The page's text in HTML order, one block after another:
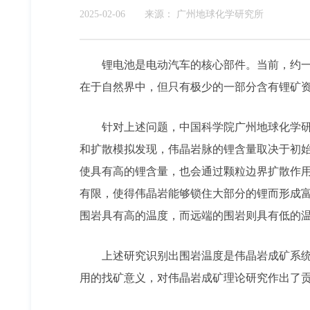
2025-02-06 来源： 广州地球化学研究所
锂电池是电动汽车的核心部件。当前，约
在于自然界中，但只有极少的一部分含有锂矿
针对上述问题，中国科学院广州地球化学
和扩散模拟发现，伟晶岩脉的锂含量取决于初
使具有高的锂含量，也会通过颗粒边界扩散作
有限，使得伟晶岩能够锁住大部分的锂而形成
围岩具有高的温度，而远端的围岩则具有低的
上述研究识别出围岩温度是伟晶岩成矿
用的找矿意义，对伟晶岩成矿理论研究作出了